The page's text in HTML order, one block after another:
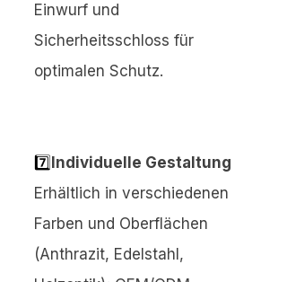
Einwurf und
Sicherheitsschloss für
optimalen Schutz.
7️⃣ Individuelle Gestaltung
Erhältlich in verschiedenen
Farben und Oberflächen
(Anthrazit, Edelstahl,